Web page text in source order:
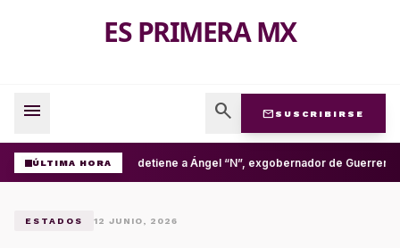
ES PRIMERA MX
menu search mail SUSCRIBIRSE
ÚLTIMA HORAFGR detiene a Ángel “N”, exgobernador de
ESTADOS 12 JUNIO, 2026